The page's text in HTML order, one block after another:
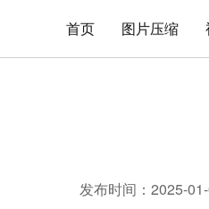
首页 图片压缩
发布时间：2025-